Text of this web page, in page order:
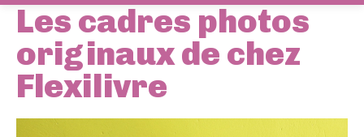
Les cadres photos
originaux de chez
Flexilivre